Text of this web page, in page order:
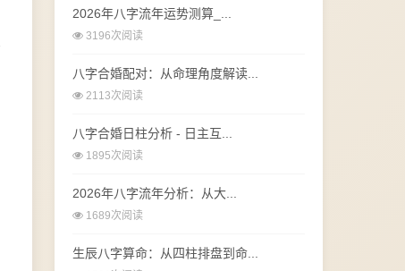
2026年八字流年运势测算_...
3196次阅读
八字合婚配对：从命理角度解读...
2113次阅读
八字合婚日柱分析 - 日主互...
1895次阅读
2026年八字流年分析：从大...
1689次阅读
生辰八字算命：从四柱排盘到命...